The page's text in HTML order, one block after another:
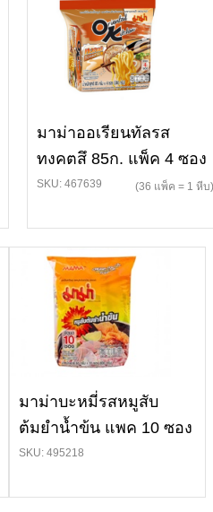
มาม่าออเรียนทัลรส
ทงคตสึ 85ก. แพ็ค 4 ซอง
SKU: 467639 (36 แพ็ค = 1 หีบ)
มาม่าบะหมี่รสหมูสับ
ต้มยำน้ำข้น แพค 10 ซอง
SKU: 495218